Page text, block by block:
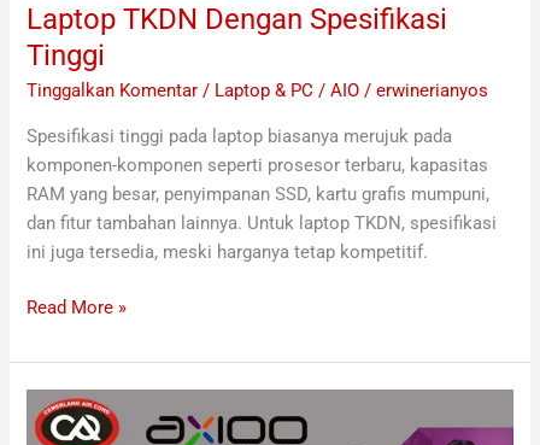
Laptop TKDN Dengan Spesifikasi
Tinggi
Tinggalkan Komentar / Laptop & PC / AIO /erwinerianyos
Spesifikasi tinggi pada laptop biasanya merujuk pada
komponen-komponen seperti prosesor terbaru, kapasitas
RAM yang besar, penyimpanan SSD, kartu grafis mumpuni,
dan fitur tambahan lainnya. Untuk laptop TKDN, spesifikasi
ini juga tersedia, meski harganya tetap kompetitif.
Read More »
Laptop